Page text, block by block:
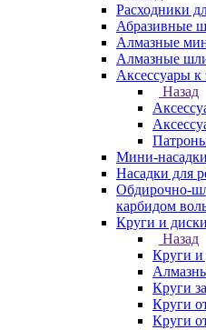
Расходники
Абразивные
Алмазные
Алмазные
Аксессуары к
Назад
Мини-
Насадки для
Обдирочно-
карбидом
Круги и диски
Назад
Круги и
Круги
Круги
Круги